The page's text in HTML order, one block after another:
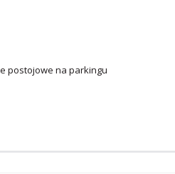
postojowe na parkingu